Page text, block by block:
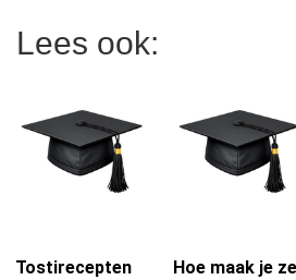
Lees ook:
Tostirecepten
Hoe maak je